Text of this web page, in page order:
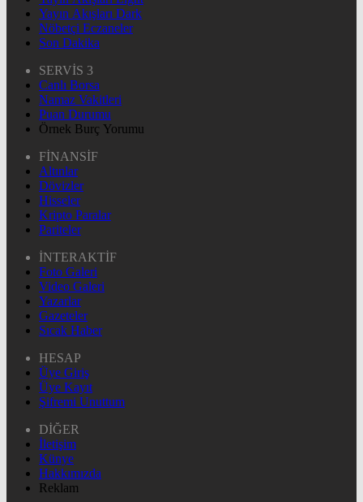
Yayın Akışları Dark
Nöbetçi Eczaneler
Son Dakika
SERVİS 3
Canlı Borsa
Namaz Vakitleri
Puan Durumu
Örnek Burç Yorumu
FİNANSİF
Altınlar
Dövizler
Hisseler
Kripto Paralar
Pariteler
İNTERAKTİF
Foto Galeri
Video Galeri
Yazarlar
Gazeteler
Sıcak Haber
HESAP
Üye Giriş
Üye Kayıt
Şifremi Unuttum
DİĞER
İletişim
Künye
Hakkımızda
Reklam